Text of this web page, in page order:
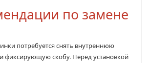
по замене
потребуется снять внутреннюю
фиксирующую скобу. Перед установкой